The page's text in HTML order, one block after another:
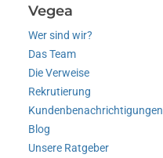
Vegea
Wer sind wir?
Das Team
Die Verweise
Rekrutierung
Kundenbenachrichtigungen
Blog
Unsere Ratgeber